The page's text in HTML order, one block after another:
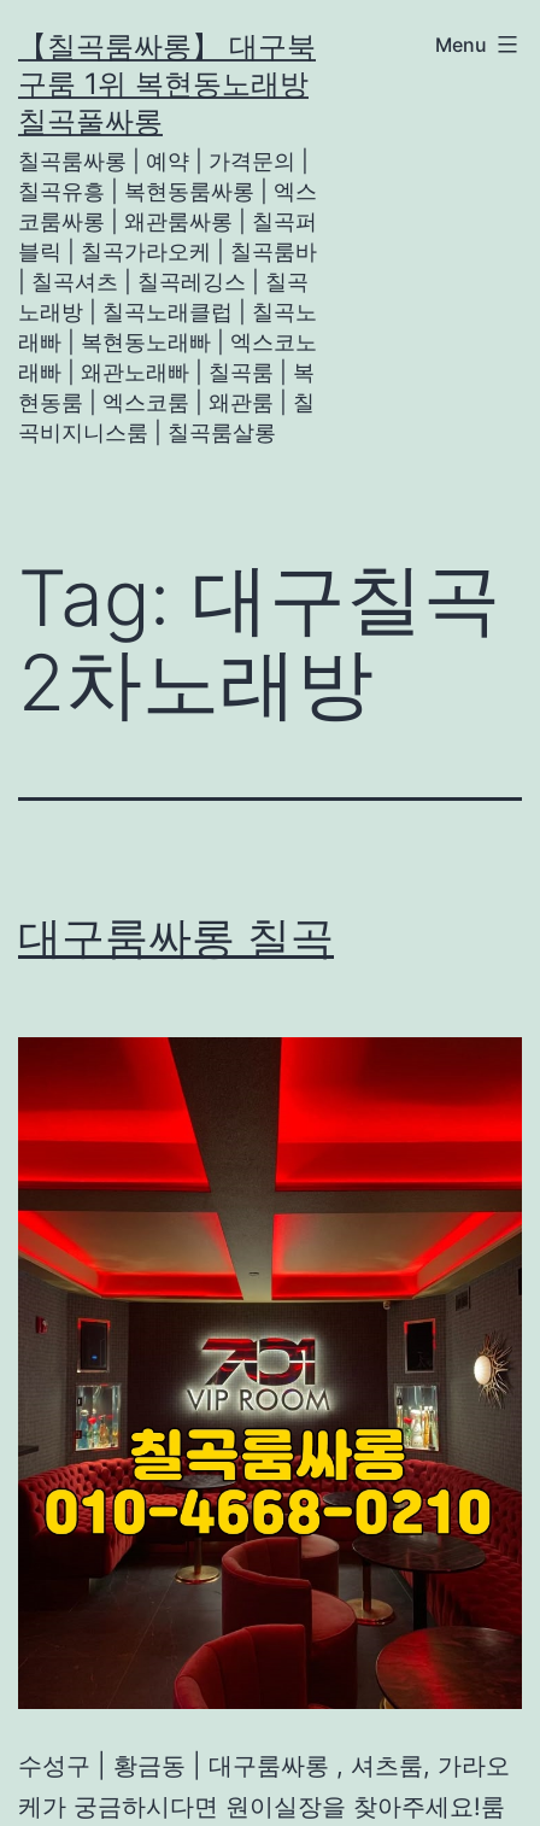
to
content
【칠곡룸싸롱】 대구북
구룸 1위 복현동노래방
칠곡풀싸롱
칠곡룸싸롱 | 예약 | 가격문의 |
칠곡유흥 | 복현동룸싸롱 | 엑스
코룸싸롱 | 왜관룸싸롱 | 칠곡퍼
블릭 | 칠곡가라오케 | 칠곡룸바
| 칠곡셔츠 | 칠곡레깅스 | 칠곡
노래방 | 칠곡노래클럽 | 칠곡노
래빠 | 복현동노래빠 | 엑스코노
래빠 | 왜관노래빠 | 칠곡룸 | 복
현동룸 | 엑스코룸 | 왜관룸 | 칠
곡비지니스룸 | 칠곡룸살롱
Menu
Tag: 대구칠곡
2차노래방
대구룸싸롱 칠곡
수성구 | 황금동 | 대구룸싸롱 , 셔츠룸, 가라오
케가 궁금하시다면 원이실장을 찾아주세요!룸